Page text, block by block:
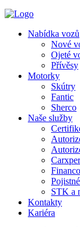
Nabídka vozů
Nové
Ojeté
Přívěsy
Motorky
Skútry
Fantic
Sherco
Naše služby
STK a
Kontakty
Kariéra